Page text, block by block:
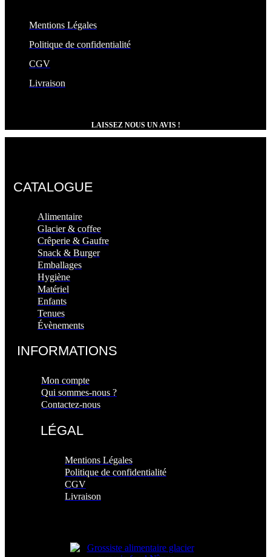
Mentions Légales
Politique de confidentialité
CGV
Livraison
LAISSEZ NOUS UN AVIS !
CATALOGUE
Alimentaire
Glacier & coffee
Crêperie & Gaufre
Snack & Burger
Emballages
Hygiène
Matériel
Enfants
Tenues
Évènements
INFORMATIONS
Mon compte
Qui sommes-nous ?
Contactez-nous
LÉGAL
Mentions Légales
Politique de confidentialité
CGV
Livraison